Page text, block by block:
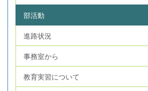
部活動
進路状況
事務室から
教育実習について